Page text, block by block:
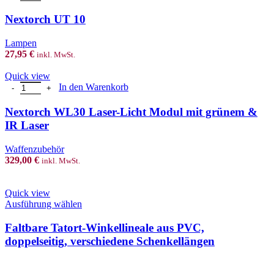
Nextorch UT 10
Lampen
27,95 € inkl. MwSt.
Quick view
Nextorch WL30 Laser-Licht Modul mit grünem & IR Laser Menge
In den Warenkorb
Nextorch WL30 Laser-Licht Modul mit grünem &
IR Laser
Waffenzubehör
329,00 € inkl. MwSt.
Quick view
Ausführung wählen
has
multiple
variants.
Faltbare Tatort-Winkellineale aus PVC,
doppelseitig, verschiedene Schenkellängen